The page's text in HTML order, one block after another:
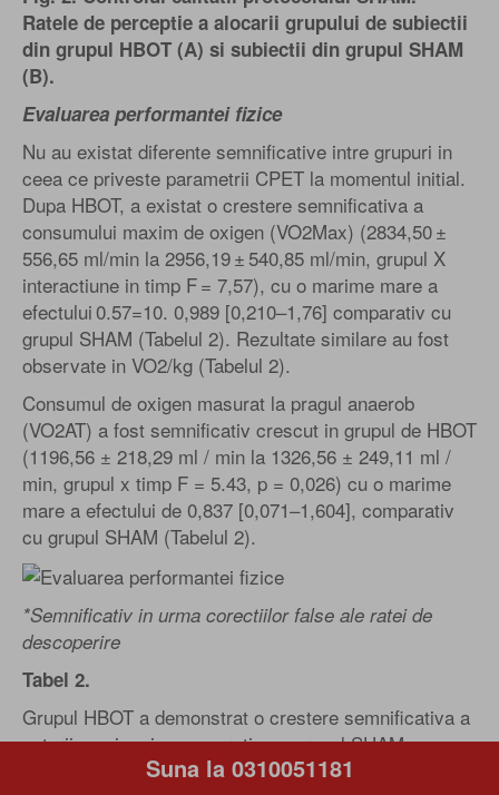
Ratele de perceptie a alocarii grupului de subiectii
din grupul HBOT (A) si subiectii din grupul SHAM
(B).
Evaluarea performantei fizice
Nu au existat diferente semnificative intre grupuri in
ceea ce priveste parametrii CPET la momentul initial.
Dupa HBOT, a existat o crestere semnificativa a
consumului maxim de oxigen (VO2Max) (2834,50 ±
556,65 ml/min la 2956,19 ± 540,85 ml/min, grupul X
interactiune in timp F = 7,57), cu o marime mare a
efectului 0.57=10. 0,989 [0,210–1,76] comparativ cu
grupul SHAM (Tabelul 2). Rezultate similare au fost
observate in VO2/kg (Tabelul 2).
Consumul de oxigen masurat la pragul anaerob
(VO2AT) a fost semnificativ crescut in grupul de HBOT
(1196,56 ± 218,29 ml / min la 1326,56 ± 249,11 ml /
min, grupul x timp F = 5.43, p = 0,026) cu o marime
mare a efectului de 0,837 [0,071–1,604], comparativ
cu grupul SHAM (Tabelul 2).
*Semnificativ in urma corectiilor false ale ratei de
descoperire
Tabel 2.
Grupul HBOT a demonstrat o crestere semnificativa a
puterii maxime in comparatie cu grupul SHAM, cu o
dimensiune mare a efectului net de 0,808 [0,04–1,57]
Suna la 0310051181